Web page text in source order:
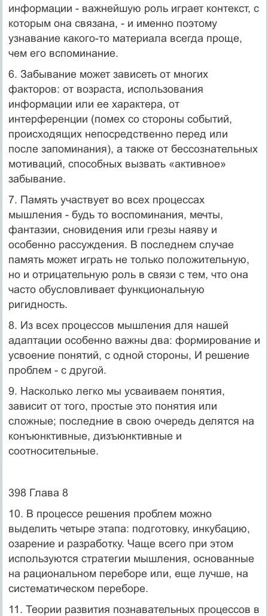
информации - важнейшую роль играет контекст, с
которым она связана, - и именно поэтому
узнавание какого-то материала всегда про­ще,
чем его вспоминание.
6. Забывание может зависеть от многих
факторов: от возраста, использования
информации или ее характера, от
интерференции (помех со стороны событий,
происходящих непосредственно перед или
после запоминания), а также от бессознательных
мотиваций, способных выз­вать «активное»
забывание.
7. Память участвует во всех процессах
мышления - будь то воспоми­нания, мечты,
фантазии, сновидения или грезы наяву и
особенно рассуж­дения. В последнем случае
память может играть не только положитель­ную,
но и отрицательную роль в связи с тем, что она
часто обусловли­вает функциональную
ригидность.
8. Из всех процессов мышления для нашей
адаптации особенно важны два: формирование и
усвоение понятий, с одной стороны, И реше­ние
проблем - с другой.
9. Насколько легко мы усваиваем понятия,
зависит от того, простые это понятия или
сложные; последние в свою очередь делятся на
конъюнктивные, дизъюнктивные и
соотносительные.
398 Глава 8
10. В процессе решения проблем можно
выделить четыре этапа: подготовку, инкубацию,
озарение и разработку. Чаще всего при этом
используются стратегии мышления, основанные
на рациональном пере­боре или, еще лучше, на
систематическом переборе.
11. Теории развития познавательных процессов в